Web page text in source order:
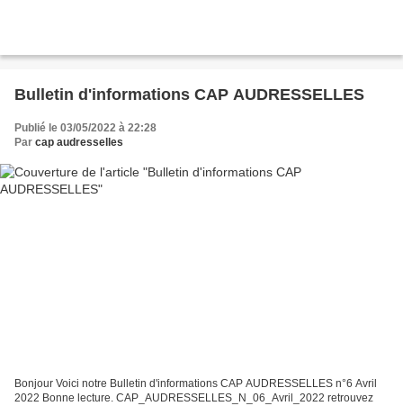
Bulletin d'informations CAP AUDRESSELLES
Publié le 03/05/2022 à 22:28
Par cap audresselles
Bonjour Voici notre Bulletin d'informations CAP AUDRESSELLES n°6 Avril
2022 Bonne lecture. CAP_AUDRESSELLES_N_06_Avril_2022 retrouvez